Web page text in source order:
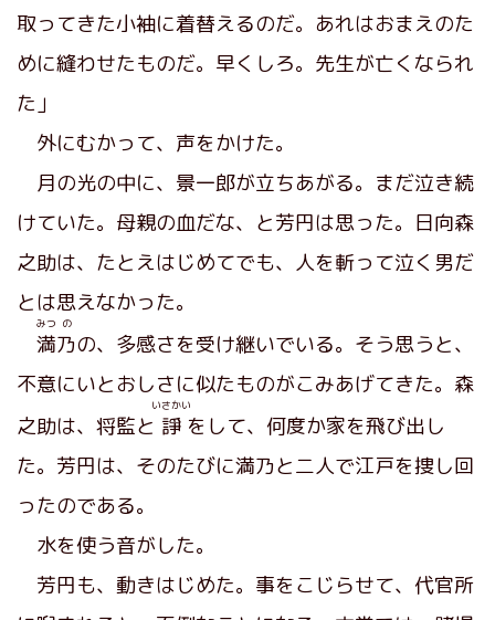
取ってきた小袖に着替えるのだ。あれはおまえのた
めに縫わせたものだ。早くしろ。先生が亡くなられ
た」
外にむかって、声をかけた。
月の光の中に、景一郎が立ちあがる。まだ泣き続
けていた。母親の血だな、と芳円は思った。日向森
之助は、たとえはじめてでも、人を斬って泣く男だ
とは思えなかった。
満
みつ
乃
の
の、多感さを受け継いでいる。そう思うと、
不意にいとおしさに似たものがこみあげてきた。森
之助は、将監と 諍
いさかい
をして、何度か家を飛び出し
た。芳円は、そのたびに満乃と二人で江戸を捜し回
ったのである。
水を使う音がした。
芳円も、動きはじめた。事をこじらせて、代官所